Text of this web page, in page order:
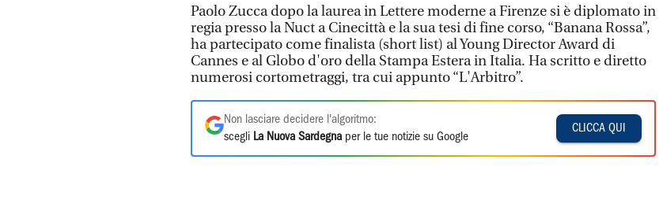
Paolo Zucca dopo la laurea in Lettere moderne a Firenze si è diplomato in
regia presso la Nuct a Cinecittà e la sua tesi di fine corso, “Banana Rossa”,
ha partecipato come finalista (short list) al Young Director Award di
Cannes e al Globo d'oro della Stampa Estera in Italia. Ha scritto e diretto
numerosi cortometraggi, tra cui appunto “L'Arbitro”.
Non lasciare decidere l'algoritmo:
scegli La Nuova Sardegna per le tue notizie su Google
CLICCA QUI